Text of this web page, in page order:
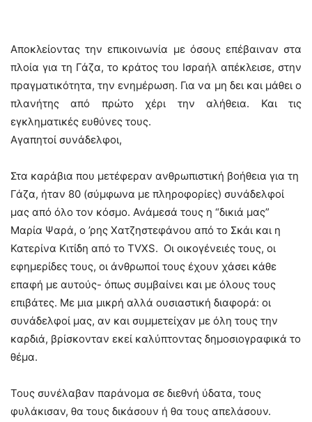
Αποκλείοντας την επικοινωνία με όσους επέβαιναν στα
πλοία για τη Γάζα, το κράτος του Ισραήλ απέκλεισε, στην
πραγματικότητα, την ενημέρωση. Για να μη δει και μάθει ο
πλανήτης από πρώτο χέρι την αλήθεια. Και τις
εγκληματικές ευθύνες τους.
Αγαπητοί συνάδελφοι,
Στα καράβια που μετέφεραν ανθρωπιστική βοήθεια για τη
Γάζα, ήταν 80 (σύμφωνα με πληροφορίες) συνάδελφοί
μας από όλο τον κόσμο. Ανάμεσά τους η “δικιά μας”
Μαρία Ψαρά, ο ’ρης Χατζηστεφάνου από το Σκάι και η
Κατερίνα Κιτίδη από το TVXS. Οι οικογένειές τους, οι
εφημερίδες τους, οι άνθρωποί τους έχουν χάσει κάθε
επαφή με αυτούς- όπως συμβαίνει και με όλους τους
επιβάτες. Με μια μικρή αλλά ουσιαστική διαφορά: οι
συνάδελφοί μας, αν και συμμετείχαν με όλη τους την
καρδιά, βρίσκονταν εκεί καλύπτοντας δημοσιογραφικά το
θέμα.
Τους συνέλαβαν παράνομα σε διεθνή ύδατα, τους
φυλάκισαν, θα τους δικάσουν ή θα τους απελάσουν.